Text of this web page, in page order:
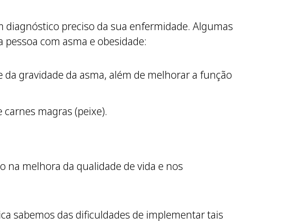
preciso da sua enfermidade. Algumas
com asma e obesidade:
gravidade da asma, além de melhorar a função
magras (peixe).
na melhora da qualidade de vida e nos
sabemos das dificuldades de implementar tais